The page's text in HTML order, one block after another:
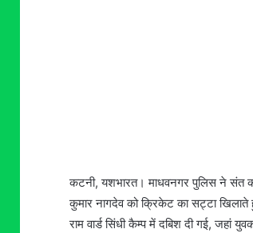
कटनी, यशभारत। माधवनगर पुलिस ने संत
कुमार नागदेव को क्रिकेट का सट्टा खिलाते
राम वार्ड सिंधी कैम्प में दबिश दी गई, जहां